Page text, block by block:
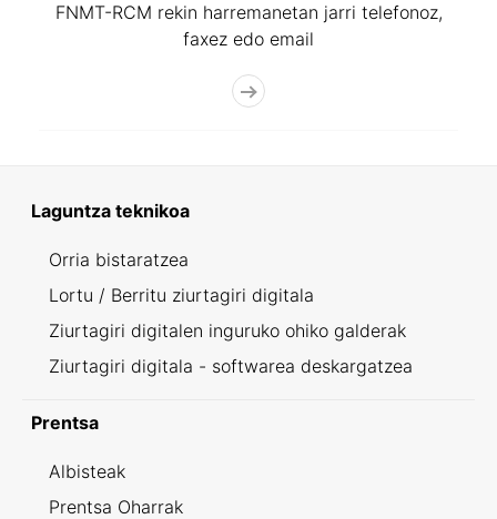
FNMT-RCM rekin harremanetan jarri telefonoz,
faxez edo email
Laguntza teknikoa
Orria bistaratzea
Lortu / Berritu ziurtagiri digitala
Ziurtagiri digitalen inguruko ohiko galderak
Ziurtagiri digitala - softwarea deskargatzea
Prentsa
Albisteak
Prentsa Oharrak